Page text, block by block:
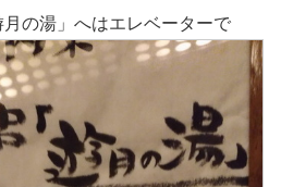
の湯」へはエレベーターで